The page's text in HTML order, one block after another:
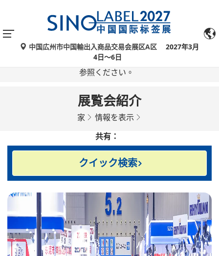
Google翻訳による自動翻訳は参考情報であり、不正確
な場合があります。ご不明な点がある場合は、原文をご
参照ください。
中国広州市中国輸出入商品交易会展区A区
2027年3月
4日～6日
展覧会紹介
家
情報を表示
共有：
クイック検索